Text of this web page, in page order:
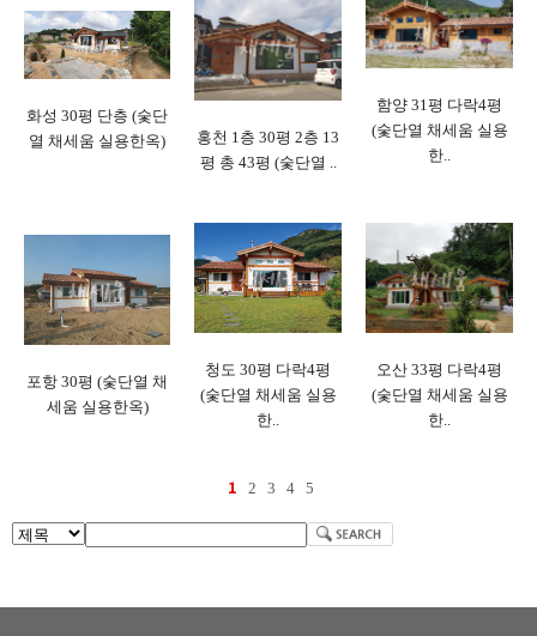
화성 30평 단층 (숯단
열 채세움 실용한옥)
홍천 1층 30평 2층 13
평 총 43평 (숯단열 ..
함양 31평 다락4평
(숯단열 채세움 실용
한..
포항 30평 (숯단열 채
세움 실용한옥)
청도 30평 다락4평
(숯단열 채세움 실용
한..
오산 33평 다락4평
(숯단열 채세움 실용
한..
1 2 3 4 5